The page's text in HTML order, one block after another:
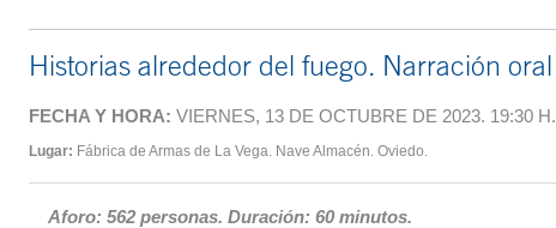
Historias alrededor del fuego. Narración oral
FECHA Y HORA: VIERNES, 13 DE OCTUBRE DE 2023. 19:30 H.
Lugar: Fábrica de Armas de La Vega. Nave Almacén. Oviedo.
Aforo: 562 personas. Duración: 60 minutos.